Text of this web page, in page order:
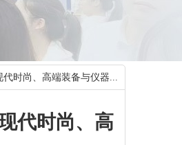
时尚、高端装备与仪器...
代时尚、高